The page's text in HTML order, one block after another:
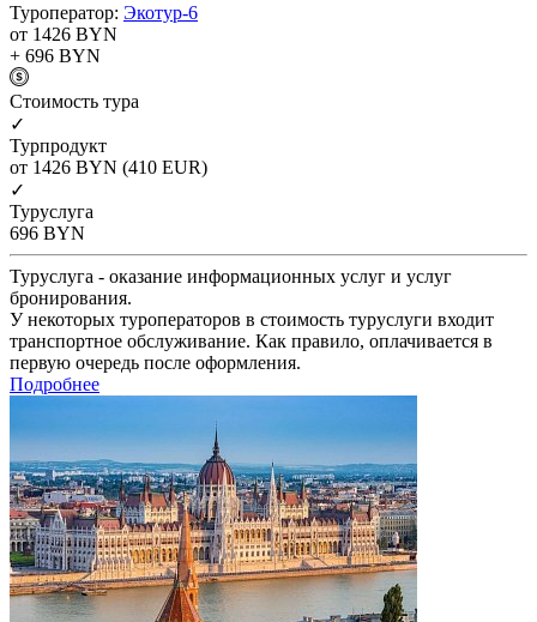
Туроператор: Экотур-6
от 1426 BYN
+ 696 BYN
Cтоимость тура
✓
Турпродукт
от 1426 BYN (410 EUR)
✓
Туруслуга
696 BYN
Туруслуга - оказание информационных услуг и услуг
бронирования.
У некоторых туроператоров в стоимость туруслуги входит
транспортное обслуживание. Как правило, оплачивается в
первую очередь после оформления.
Подробнее